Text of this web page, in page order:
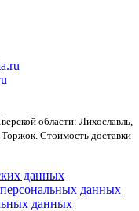
области: Лихославль,
Стоимость доставки
данных
данных
данных